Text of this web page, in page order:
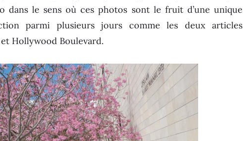
dans le sens où ces photos sont le fruit d’une unique
parmi plusieurs jours comme les deux articles
Hollywood Boulevard.